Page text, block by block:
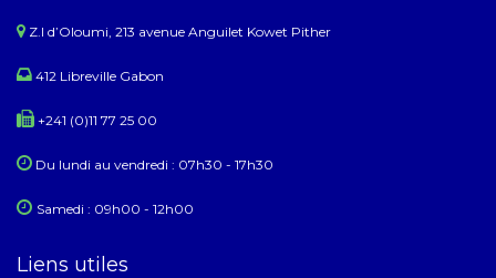
Z.I d’Oloumi, 213 avenue Anguilet Kowet Pither​
412 Libreville Gabon
+241 (0)11 77 25 00
Du lundi au ​​vendredi : 07h30 - 17h30
Samedi : 09h00 - 12h00
Liens utiles